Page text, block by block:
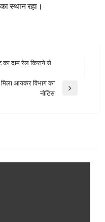
स्थान रहा।
का दाम रेल किराये से
आयकर विभाग का
नोटिस